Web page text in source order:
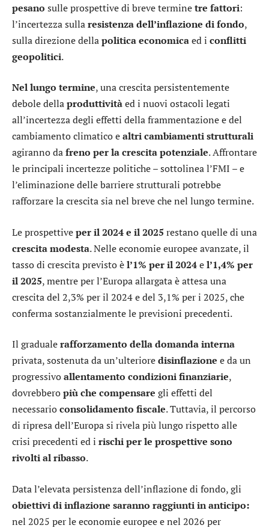
pesano sulle prospettive di breve terminetre fattori:
l’incertezza sullaresistenza dell’inflazione di fondo,
sulla direzione dellapolitica economicaed i conflitti
geopolitici.
Nel lungo termine, una crescita persistentemente
debole dellaproduttivitàed i nuovi ostacoli legati
all’incertezza degli effetti della frammentazione e del
cambiamento climatico ealtri cambiamenti strutturali
agiranno dafreno per la crescita potenziale. Affrontare
le principali incertezze politiche – sottolinea l’FMI – e
l’eliminazione delle barriere strutturali potrebbe
rafforzare la crescita sia nel breve che nel lungo termine.
Le prospettiveper il 2024 e il 2025 restano quelle di una
crescita modesta. Nelle economie europee avanzate, il
tasso di crescita previsto èl’1% per il 2024el’1,4% per
il 2025, mentre per l’Europa allargata è attesa una
crescita del 2,3% per il 2024 e del 3,1% per i 2025, che
conferma sostanzialmente le previsioni precedenti.
Il gradualerafforzamento della domanda interna
privata, sostenuta da un’ulterioredisinflazione e da un
progressivoallentamento condizioni finanziarie,
dovrebberopiù che compensare gli effetti del
necessarioconsolidamento fiscale. Tuttavia, il percorso
di ripresa dell’Europa si rivela più lungo rispetto alle
crisi precedenti ed i rischi per le prospettive sono
rivolti al ribasso.
Data l’elevata persistenza dell’inflazione di fondo, gli
obiettivi di inflazione saranno raggiuntiin anticipo:
nel 2025 per le economie europee e nel 2026 per